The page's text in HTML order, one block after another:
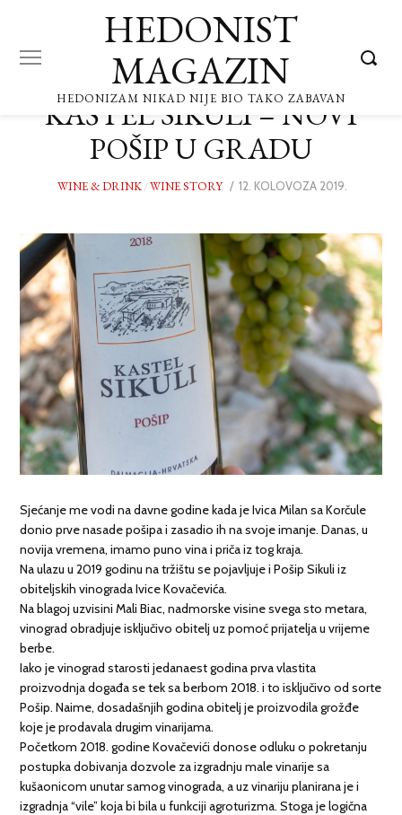
HEDONIST
MAGAZIN
HEDONIZAM NIKAD NIJE BIO TAKO ZABAVAN
KAŠTEL SIKULI – NOVI
POŠIP U GRADU
WINE & DRINK /WINE STORY
POSTED
12. KOLOVOZA 2019.
Sjećanje me vodi na davne godine kada je Ivica Milan sa Korčule
donio prve nasade pošipa i zasadio ih na svoje imanje. Danas, u
novija vremena, imamo puno vina i priča iz tog kraja.
Na ulazu u 2019 godinu na tržištu se pojavljuje i Pošip Sikuli iz
obiteljskih vinograda Ivice Kovačevića.
Na blagoj uzvisini Mali Biac, nadmorske visine svega sto metara,
vinograd obradjuje isključivo obitelj uz pomoć prijatelja u vrijeme
berbe.
Iako je vinograd starosti jedanaest godina prva vlastita
proizvodnja događa se tek sa berbom 2018. i to isključivo od sorte
Pošip. Naime, dosadašnjih godina obitelj je proizvodila grožđe
koje je prodavala drugim vinarijama.
Početkom 2018. godine Kovačevići donose odluku o pokretanju
postupka dobivanja dozvole za izgradnju male vinarije sa
kušaonicom unutar samog vinograda, a uz vinariju planirana je i
izgradnja “vile” koja bi bila u funkciji agroturizma. Stoga je logična